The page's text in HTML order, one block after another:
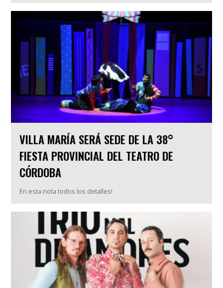
VILLA MARÍA SERÁ SEDE DE LA 38°
FIESTA PROVINCIAL DEL TEATRO DE
CÓRDOBA
En esta nota todos los detalles!